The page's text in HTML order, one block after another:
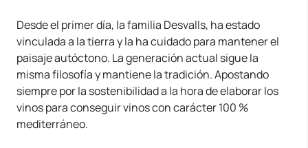
Desde el primer día, la familia Desvalls, ha estado
vinculada a la tierra y la ha cuidado para mantener el
paisaje autóctono. La generación actual sigue la
misma filosofía y mantiene la tradición. Apostando
siempre por la sostenibilidad a la hora de elaborar los
vinos para conseguir vinos con carácter 100 %
mediterráneo.